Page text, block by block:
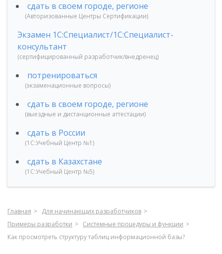
сдать в своем городе, регионе
(Авторизованные Центры Сертификации)
Экзамен 1С:Специалист/1С:Специалист-
консультант
(сертифицированный разработчик/внедренец)
потренироваться
(экзаменационные вопросы)
сдать в своем городе, регионе
(выездные и дистанционные аттестации)
сдать в России
(1С:Учебный Центр №1)
сдать в Казахстане
(1С:Учебный Центр №5)
Главная
Для начинающих разработчиков
Примеры разработки
Системные процедуры и функции
Как просмотреть структуру таблиц информационной базы?